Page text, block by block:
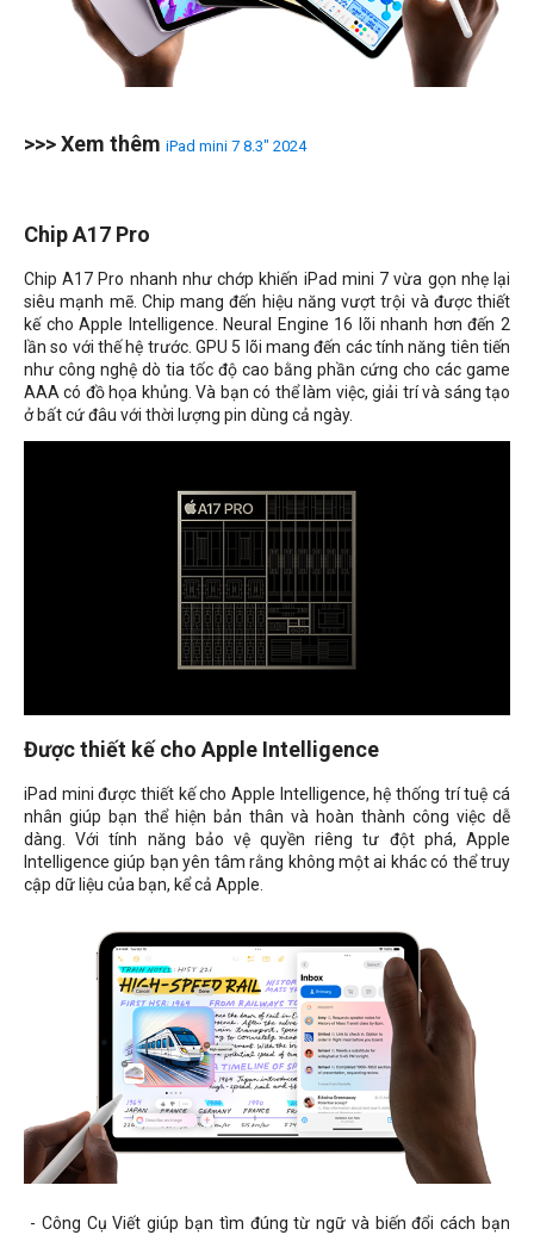
>>> Xem thêm iPad mini 7 8.3" 2024
Chip A17 Pro
Chip A17 Pro nhanh như chớp khiến iPad mini 7 vừa gọn nhẹ lại
siêu mạnh mẽ. Chip mang đến hiệu năng vượt trội và được thiết
kế cho Apple Intelligence. Neural Engine 16 lõi nhanh hơn đến 2
lần so với thế hệ trước. GPU 5 lõi mang đến các tính năng tiên tiến
như công nghệ dò tia tốc độ cao bằng phần cứng cho các game
AAA có đồ họa khủng. Và bạn có thể làm việc, giải trí và sáng tạo
ở bất cứ đâu với thời lượng pin dùng cả ngày.
Được thiết kế cho Apple Intelligence
iPad mini được thiết kế cho Apple Intelligence, hệ thống trí tuệ cá
nhân giúp bạn thể hiện bản thân và hoàn thành công việc dễ
dàng. Với tính năng bảo vệ quyền riêng tư đột phá, Apple
Intelligence giúp bạn yên tâm rằng không một ai khác có thể truy
cập dữ liệu của bạn, kể cả Apple.
- Công Cụ Viết giúp bạn tìm đúng từ ngữ và biến đổi cách bạn